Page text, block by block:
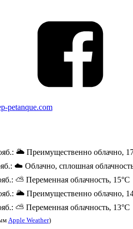
petanque.com
🌥️ Преимущественно облачно,
☁️ Облачно, сплошная
⛅ Переменная облачность, 15°C
🌥️ Преимущественно облачно,
⛅ Переменная облачность, 13°C
Apple Weather)